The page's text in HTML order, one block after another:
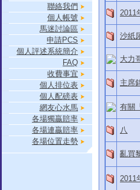
聯絡我們
個人帳號
馬迷討論區
申請PCS
個人評述系統簡介
FAQ
收費事宜
個人排位表
個人配磅表
網友心水馬
各場獨贏賠率
各場連贏賠率
各場位置走勢
2011
沙紙
大力
主席
有關
八
亂買
2011